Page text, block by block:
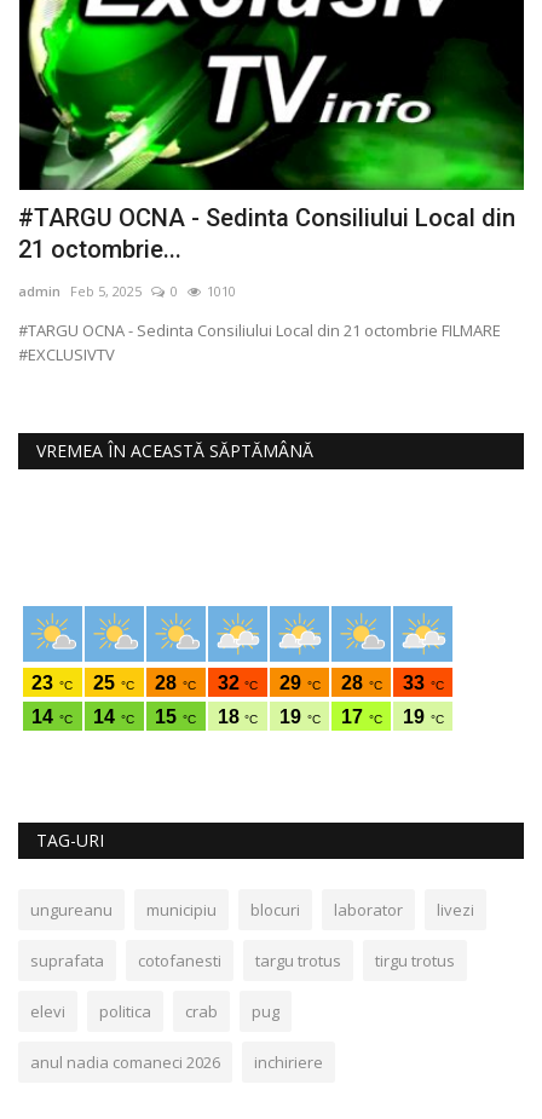
#TARGU OCNA - Sedinta Consiliului Local din
21 octombrie...
admin Feb 5, 2025 0 1010
#TARGU OCNA - Sedinta Consiliului Local din 21 octombrie FILMARE
#EXCLUSIVTV
VREMEA ÎN ACEASTĂ SĂPTĂMÂNĂ
TAG-URI
ungureanu municipiu blocuri laborator livezi
suprafata cotofanesti targu trotus tirgu trotus
elevi politica crab pug
anul nadia comaneci 2026 inchiriere